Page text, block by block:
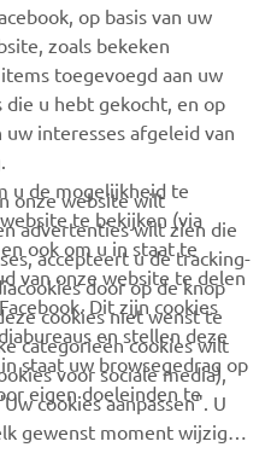
komt over de nieuwste deals,
en nog veel meer
hoe we uw persoonlijke
op basis van uw
zoals bekeken
toegevoegd aan uw
u hebt gekocht, en op
interesses afgeleid van
u de mogelijkheid te
te bekijken (via
ook om u in staat te
van onze website te delen
Dit zijn cookies
en stellen deze
staat uw browsegedrag op
eigen doeleinden te
onze website wilt
advertenties wilt zien die
accepteert u de tracking-
door op de knop
cookies niet wenst te
categorieën cookies wilt
voor sociale media),
cookies aanpassen". U
gewenst moment wijzigen